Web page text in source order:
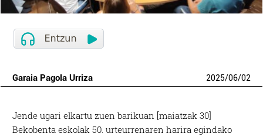
Garaia Pagola Urriza 2025/06/02
Jende ugari elkartu zuen barikuan [maiatzak 30]
Bekobenta eskolak 50. urteurrenaren harira egindako